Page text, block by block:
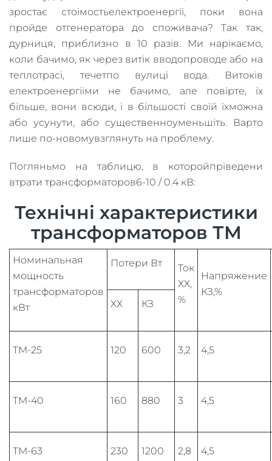
зростає стоімостьелектроенергіі, поки вона
пройде отгенератора до споживача? Так так,
дурниця, приблизно в 10 разів. Ми нарікаємо,
коли бачимо, як через витік вводопроводе або на
теплотрасі, течетпо вулиці вода. Витоків
електроенергііми не бачимо, але повірте, їх
більше, вони всюди, і в більшості своїй їхможна
або усунути, або существенноуменьшіть. Варто
лише по-новомувзглянуть на проблему.
Погляньмо на таблицю, в которойпріведени
втрати трансформаторов6-10 / 0.4 кВ:
Технічні характеристики
трансформаторов ТМ
Номинальная
мощность
трансформаторов
кВт
Потери Вт
Ток
ХХ,
%
Напряжение
КЗ,%
ХХ
КЗ
ТМ-25 120 600 3,2 4,5
ТМ-40 160 880 3 4,5
ТМ-63 230 1200 2,8 4,5